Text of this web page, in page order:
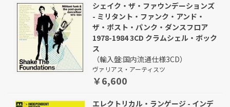
シェイク・ザ・ファウンデーションズ
- ミリタント・ファンク・アンド・
ザ・ポスト・パンク・ダンスフロア
1978-1984 3CD クラムシェル・ボック
ス
（輸入盤:国内流通仕様3CD）
ヴァリアス・アーティスツ
￥6,600
エレクトリカル・ランゲージ - インデ